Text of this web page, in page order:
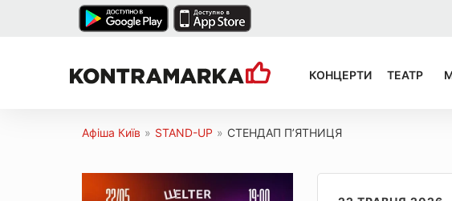
КОНЦЕРТИ ТЕАТР
Афіша Київ » STAND-UP » СТЕНДАП П’ЯТНИЦЯ